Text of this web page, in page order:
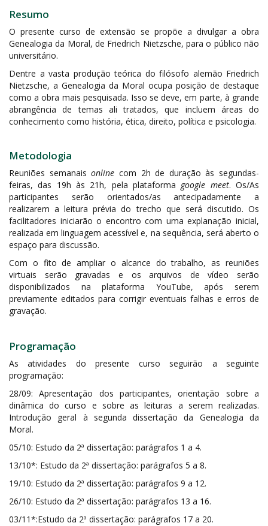
Resumo
O presente curso de extensão se propõe a divulgar a obra
Genealogia da Moral, de Friedrich Nietzsche, para o público não
universitário.
Dentre a vasta produção teórica do filósofo alemão Friedrich
Nietzsche, a Genealogia da Moral ocupa posição de destaque
como a obra mais pesquisada. Isso se deve, em parte, à grande
abrangência de temas ali tratados, que incluem áreas do
conhecimento como história, ética, direito, política e psicologia.
Metodologia
Reuniões semanaisonline com 2h de duração às segundas-
feiras, das 19h às 21h, pela plataforma google meet. Os/As
participantes serão orientados/as antecipadamente a
realizarem a leitura prévia do trecho que será discutido. Os
facilitadores iniciarão o encontro com uma explanação inicial,
realizada em linguagem acessível e, na sequência, será aberto o
espaço para discussão.
Com o fito de ampliar o alcance do trabalho, as reuniões
virtuais serão gravadas e os arquivos de vídeo serão
disponibilizados na plataforma YouTube, após serem
previamente editados para corrigir eventuais falhas e erros de
gravação.
Programação
As atividades do presente curso seguirão a seguinte
programação:
28/09: Apresentação dos participantes, orientação sobre a
dinâmica do curso e sobre as leituras a serem realizadas.
Introdução geral à segunda dissertação da Genealogia da
Moral.
05/10: Estudo da 2ª dissertação: parágrafos 1 a 4.
13/10*: Estudo da 2ª dissertação: parágrafos 5 a 8.
19/10: Estudo da 2ª dissertação: parágrafos 9 a 12.
26/10: Estudo da 2ª dissertação: parágrafos 13 a 16.
03/11*:Estudo da 2ª dissertação: parágrafos 17 a 20.